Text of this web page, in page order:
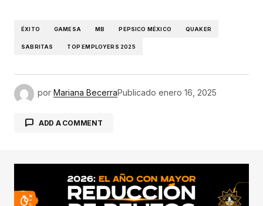
ÉXITO GAMESA MB PEPSICO MÉXICO QUAKER
SABRITAS TOP EMPLOYERS 2025
por Mariana BecerraPublicado enero 16, 2025
ADD A COMMENT
conectado